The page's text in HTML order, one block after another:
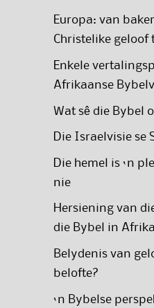
Europa: van
Christelike geloof
Enkele
Afrikaanse
Wat sê die Bybel
Die Israelvisie se
Die hemel is ‘n
nie
Hersiening van
die Bybel in
Belydenis van
belofte?
‘n Bybelse